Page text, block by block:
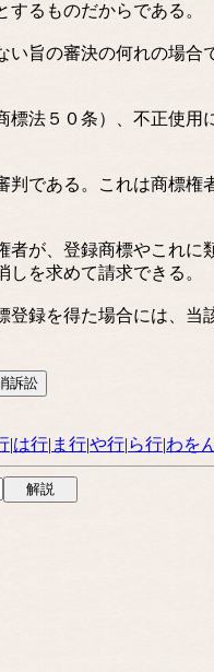
るものだからである。
旨の審決の何れの場
法５０条）、不正使用
である。これは商標
が、登録商標やこれ
を求めて請求できる。
録を得た場合には、当
|は行| ま行|や行|ら行|わを